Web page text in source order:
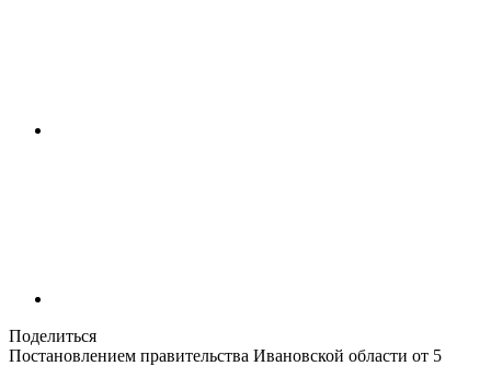
Поделиться
Постановлением правительства Ивановской области от 5